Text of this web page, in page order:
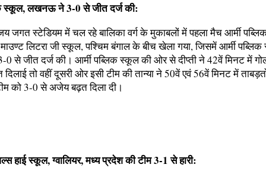
स्कूल, लखनऊ ने 3-0 से जीत दर्ज की:
जगत स्टेडियम में चल रहे बालिका वर्ग के मुकाबलों में पहला मैच आर्मी
लिटरा जी स्कूल, पश्चिम बंगाल के बीच खेला गया, जिसमें आर्मी
से जीत दर्ज की। आर्मी पब्लिक स्कूल की ओर से दीप्ती ने 42वें मिनट में
तो वहीं दूसरी ओर इसी टीम की तान्या ने 50वें एवं 56वें मिनट में
को 3-0 से अजेय बढ़त दिला दी।
हाई स्कूल, ग्वालियर, मध्य प्रदेश की टीम 3-1 से हारी: